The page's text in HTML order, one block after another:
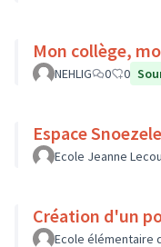
Mon collège,
NEHLIG 0 0
Espace
Ecole Jeanne
Création d'un
Ecole élémentaire